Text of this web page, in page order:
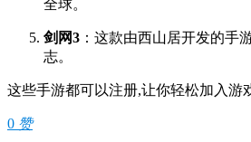
全球。
剑网3 ：这款由西山居开发的手
志。
这些手游都可以注册,让你轻松加入游
0 赞